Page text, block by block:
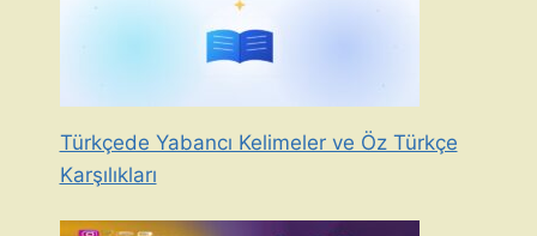
Türkçede Yabancı Kelimeler ve Öz Türkçe
Karşılıkları